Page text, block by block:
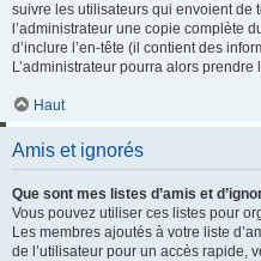
suivre les utilisateurs qui envoient de
l’administrateur une copie complète
d’inclure l’en-tête (il contient des
L’administrateur pourra alors
Haut
Amis et ignorés
Que sont mes listes d’amis et
Vous pouvez utiliser ces listes pour
Les membres ajoutés à votre liste
de l’utilisateur pour un accès rapide,